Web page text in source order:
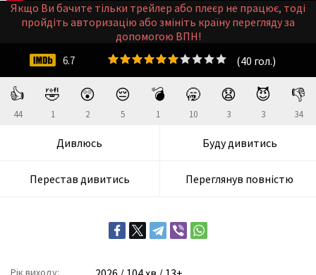
👍
44
🤣
1
😲
2
😔
5
💣
1
🥱
10
😧
3
😈
3
👎
34
Дивлюсь Буду дивитись
Перестав дивитись Переглянув повністю
Рік виходу:
(40 гол.)
6.7
Якщо Ви бачите тільки трейлер або плеєр не працює, тоді
пройдіть авторизацію або змініть країну перегляду за
допомогою ВПН!